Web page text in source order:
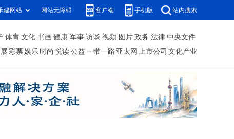
建网站 网站无障碍 客户端 手机版 站内搜索
体育 文化 书画 健康 军事 访谈 视频 图片 政务 法律 中央文件
彩票娱乐 时尚 悦读 公益 一带一路 亚太网 上市公司 文化产业